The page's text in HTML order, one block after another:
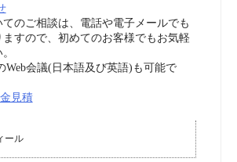
のご相談は、電話や電子メールでも
すので、初めてのお客様でもお気軽
Web会議(日本語及び英語)も可能で
見積
ール